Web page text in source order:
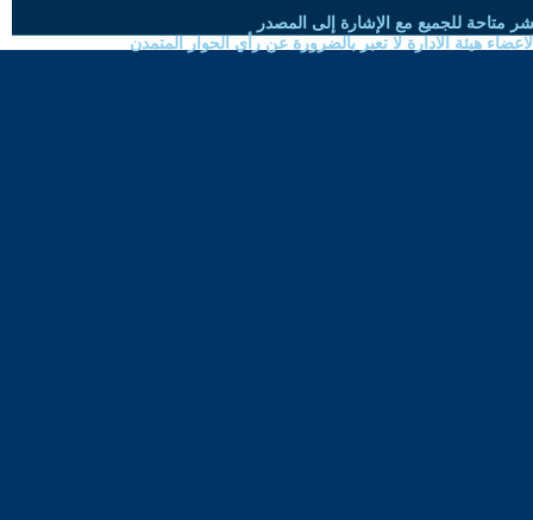
متاحة للجميع مع الإشارة إلى المصدر
هيئة الادارة لا تعبر بالضرورة عن رأي الحوار المتمدن